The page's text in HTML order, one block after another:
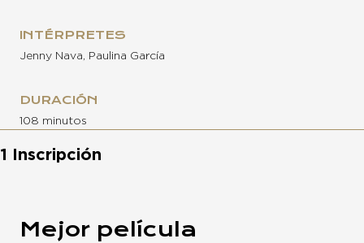
INTÉRPRETES
Jenny Nava, Paulina García
DURACIÓN
108 minutos
1 Inscripción
Mejor película